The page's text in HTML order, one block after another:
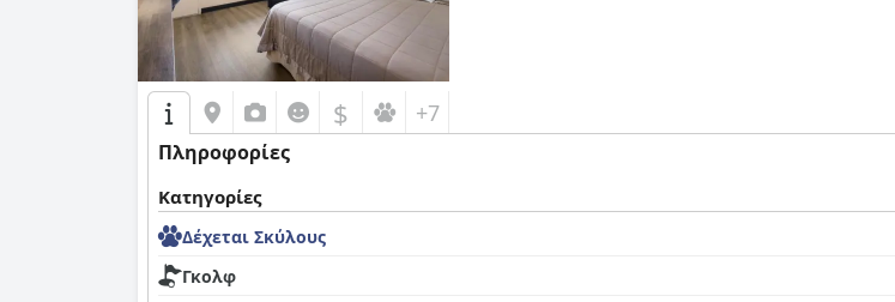
$ +7
Πληροφορίες
Κατηγορίες
Δέχεται Σκύλους
Γκολφ